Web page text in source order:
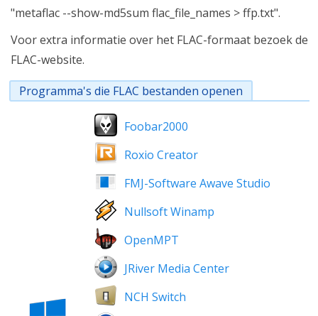
"metaflac --show-md5sum flac_file_names > ffp.txt".
Voor extra informatie over het FLAC-formaat bezoek de
FLAC-website.
Programma's die FLAC bestanden openen
Foobar2000
Roxio Creator
FMJ-Software Awave Studio
Nullsoft Winamp
OpenMPT
JRiver Media Center
NCH Switch